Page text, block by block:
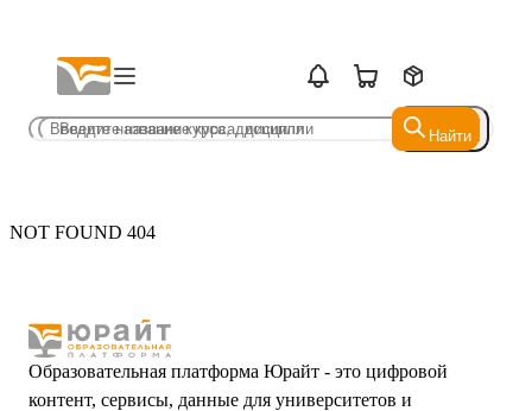
Найти
Найти
NOT FOUND 404
Образовательная платформа Юрайт - это цифровой
контент, сервисы, данные для университетов и